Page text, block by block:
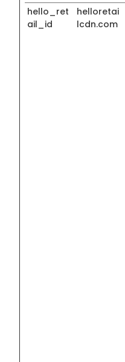
hello_ret
ail_id
helloretai
lcdn.com